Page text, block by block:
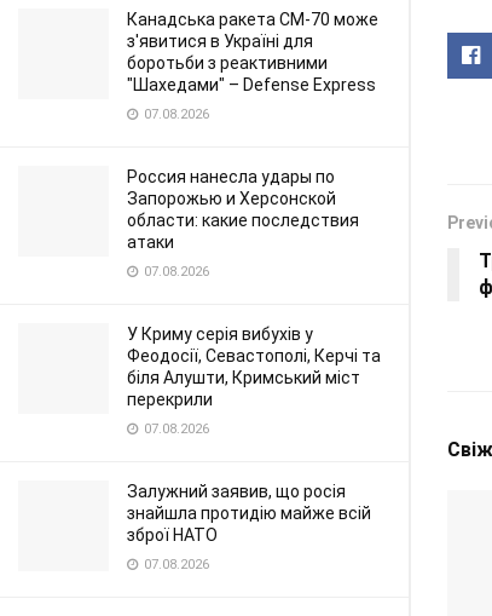
Канадська ракета CM-70 може
з'явитися в Україні для
боротьби з реактивними
"Шахедами" – Defense Express
07.08.2026
Россия нанесла удары по
Запорожью и Херсонской
области: какие последствия
атаки
07.08.2026
У Криму серія вибухів у
Феодосії, Севастополі, Керчі та
біля Алушти, Кримський міст
перекрили
07.08.2026
Залужний заявив, що росія
знайшла протидію майже всій
зброї НАТО
07.08.2026